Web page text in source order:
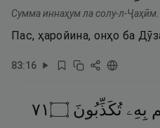
Сумма иннаҳум ла солу-л-Ҷаҳӣм.
Пас, ҳаройина, онҳо ба
83:16
بِهِۦ تُكَذِّبُونَ ۝١٧